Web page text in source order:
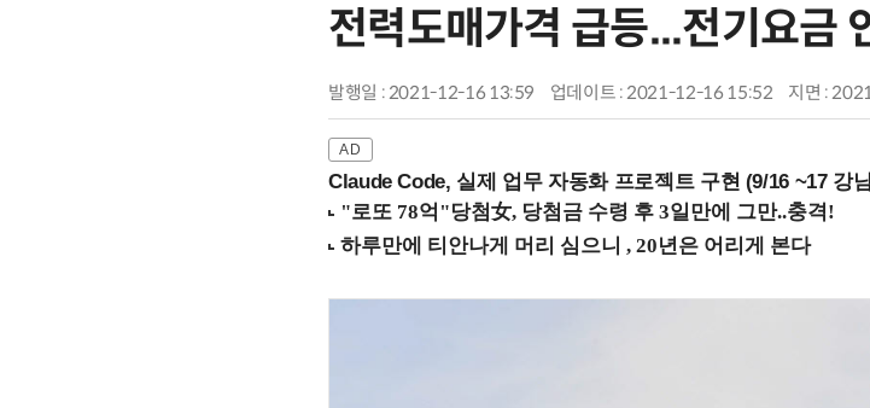
전력도매가격 급등...전기요금
발행일 : 2021-12-16 13:59 업데이트 : 2021-12-16 15:52 지면 :
Claude Code, 실제 업무 자동화 프로젝트 구현 (9/16 ~17 강